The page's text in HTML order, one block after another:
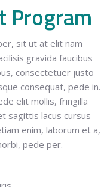
Program
sit ut at elit nam
gravida faucibus
consectetuer justo
consequat, pede in.
elit mollis, fringilla
sagittis lacus cursus
enim, laborum et a,
pede per.